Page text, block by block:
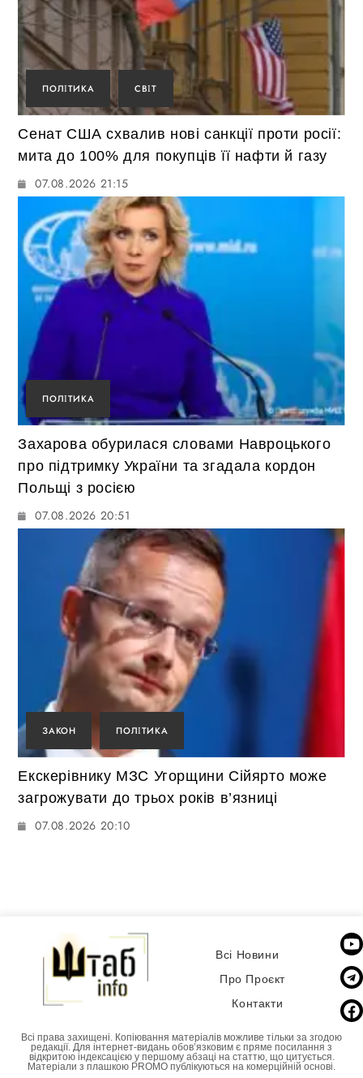
ПОЛІТИКА СВІТ
Сенат США схвалив нові санкції проти росії:
мита до 100% для покупців її нафти й газу
07.08.2026 21:15
ПОЛІТИКА
Захарова обурилася словами Навроцького
про підтримку України та згадала кордон
Польщі з росією
07.08.2026 20:51
ЗАКОН ПОЛІТИКА
Екскерівнику МЗС Угорщини Сійярто може
загрожувати до трьох років в’язниці
07.08.2026 20:10
Всі Новини
Про Проєкт
Контакти
Всі права захищені. Копіювання матеріалів можливе тільки за згодою
редакції. Для інтернет-видань обовʼязковим є пряме посилання з
відкритою індексацією у першому абзаці на статтю, що цитується.
Матеріали з плашкою PROMO публікуються на комерційній основі.